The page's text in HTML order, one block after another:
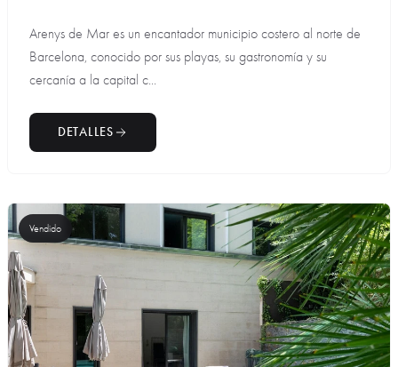
Arenys de Mar es un encantador municipio costero al norte de
Barcelona, conocido por sus playas, su gastronomía y su
cercanía a la capital c...
DETALLES
Vendido